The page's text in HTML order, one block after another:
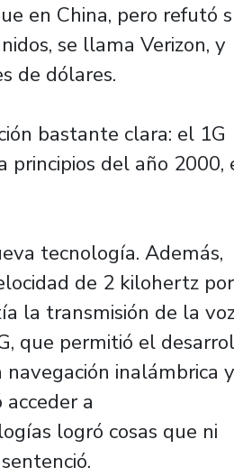
en China, pero refutó
se llama Verizon, y
de dólares.
bastante clara: el 1G
principios del año 2000,
tecnología. Además,
de 2 kilohertz por
la transmisión de la
que permitió el
inalámbrica y
a
logró cosas que ni